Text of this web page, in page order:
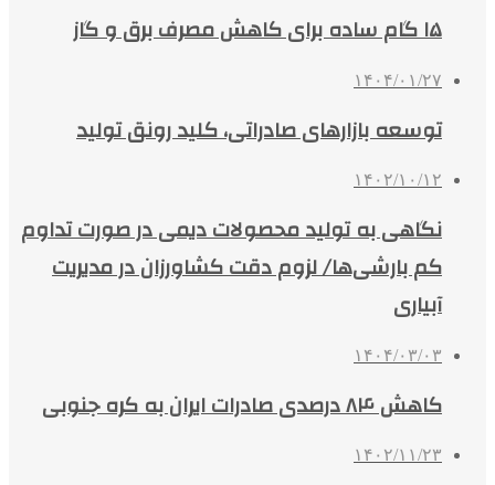
۱۵ گام ساده برای کاهش مصرف برق و گاز
۱۴۰۴/۰۱/۲۷
توسعه بازارهای صادراتی، کلید رونق تولید
۱۴۰۲/۱۰/۱۲
نگاهی به تولید محصولات دیمی در صورت تداوم
کم بارشی‌ها/ لزوم دقت کشاورزان در مدیریت
آبیاری
۱۴۰۴/۰۳/۰۳
کاهش ۸۴ درصدی صادرات ایران به کره جنوبی
۱۴۰۲/۱۱/۲۳